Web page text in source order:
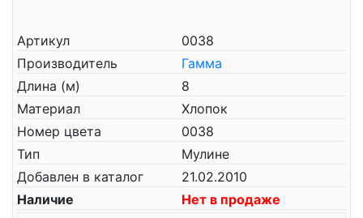
Артикул
0038
Производитель
Гамма
Длина (м)
8
Материал
Хлопок
Номер цвета
0038
Тип
Мулине
Добавлен в каталог
21.02.2010
Наличие
Нет в продаже